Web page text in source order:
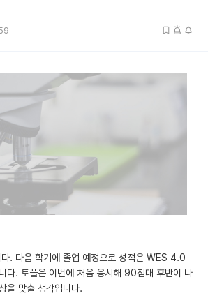
. 다음 학기에 졸업 예정으로 성적은 WES 4.0
다. 토플은 이번에 처음 응시해 90점대 후반이 나
을 맞출 생각입니다.